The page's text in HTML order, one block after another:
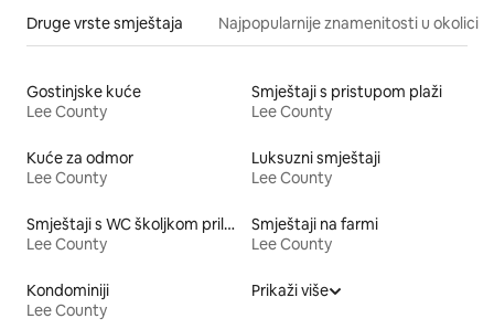
Druge vrste smještaja Najpopularnije znamenitosti u okolici
Gostinjske kuće
Lee County
Smještaji s pristupom plaži
Lee County
Kuće za odmor
Lee County
Luksuzni smještaji
Lee County
Smještaji s WC školjkom prilagođene visine
Lee County
Smještaji na farmi
Lee County
Kondominiji
Lee County
Prikaži više